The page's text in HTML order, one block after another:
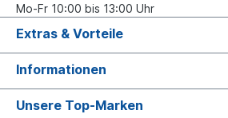
Mo-Fr 10:00 bis 13:00 Uhr
Extras & Vorteile
Informationen
Unsere Top-Marken